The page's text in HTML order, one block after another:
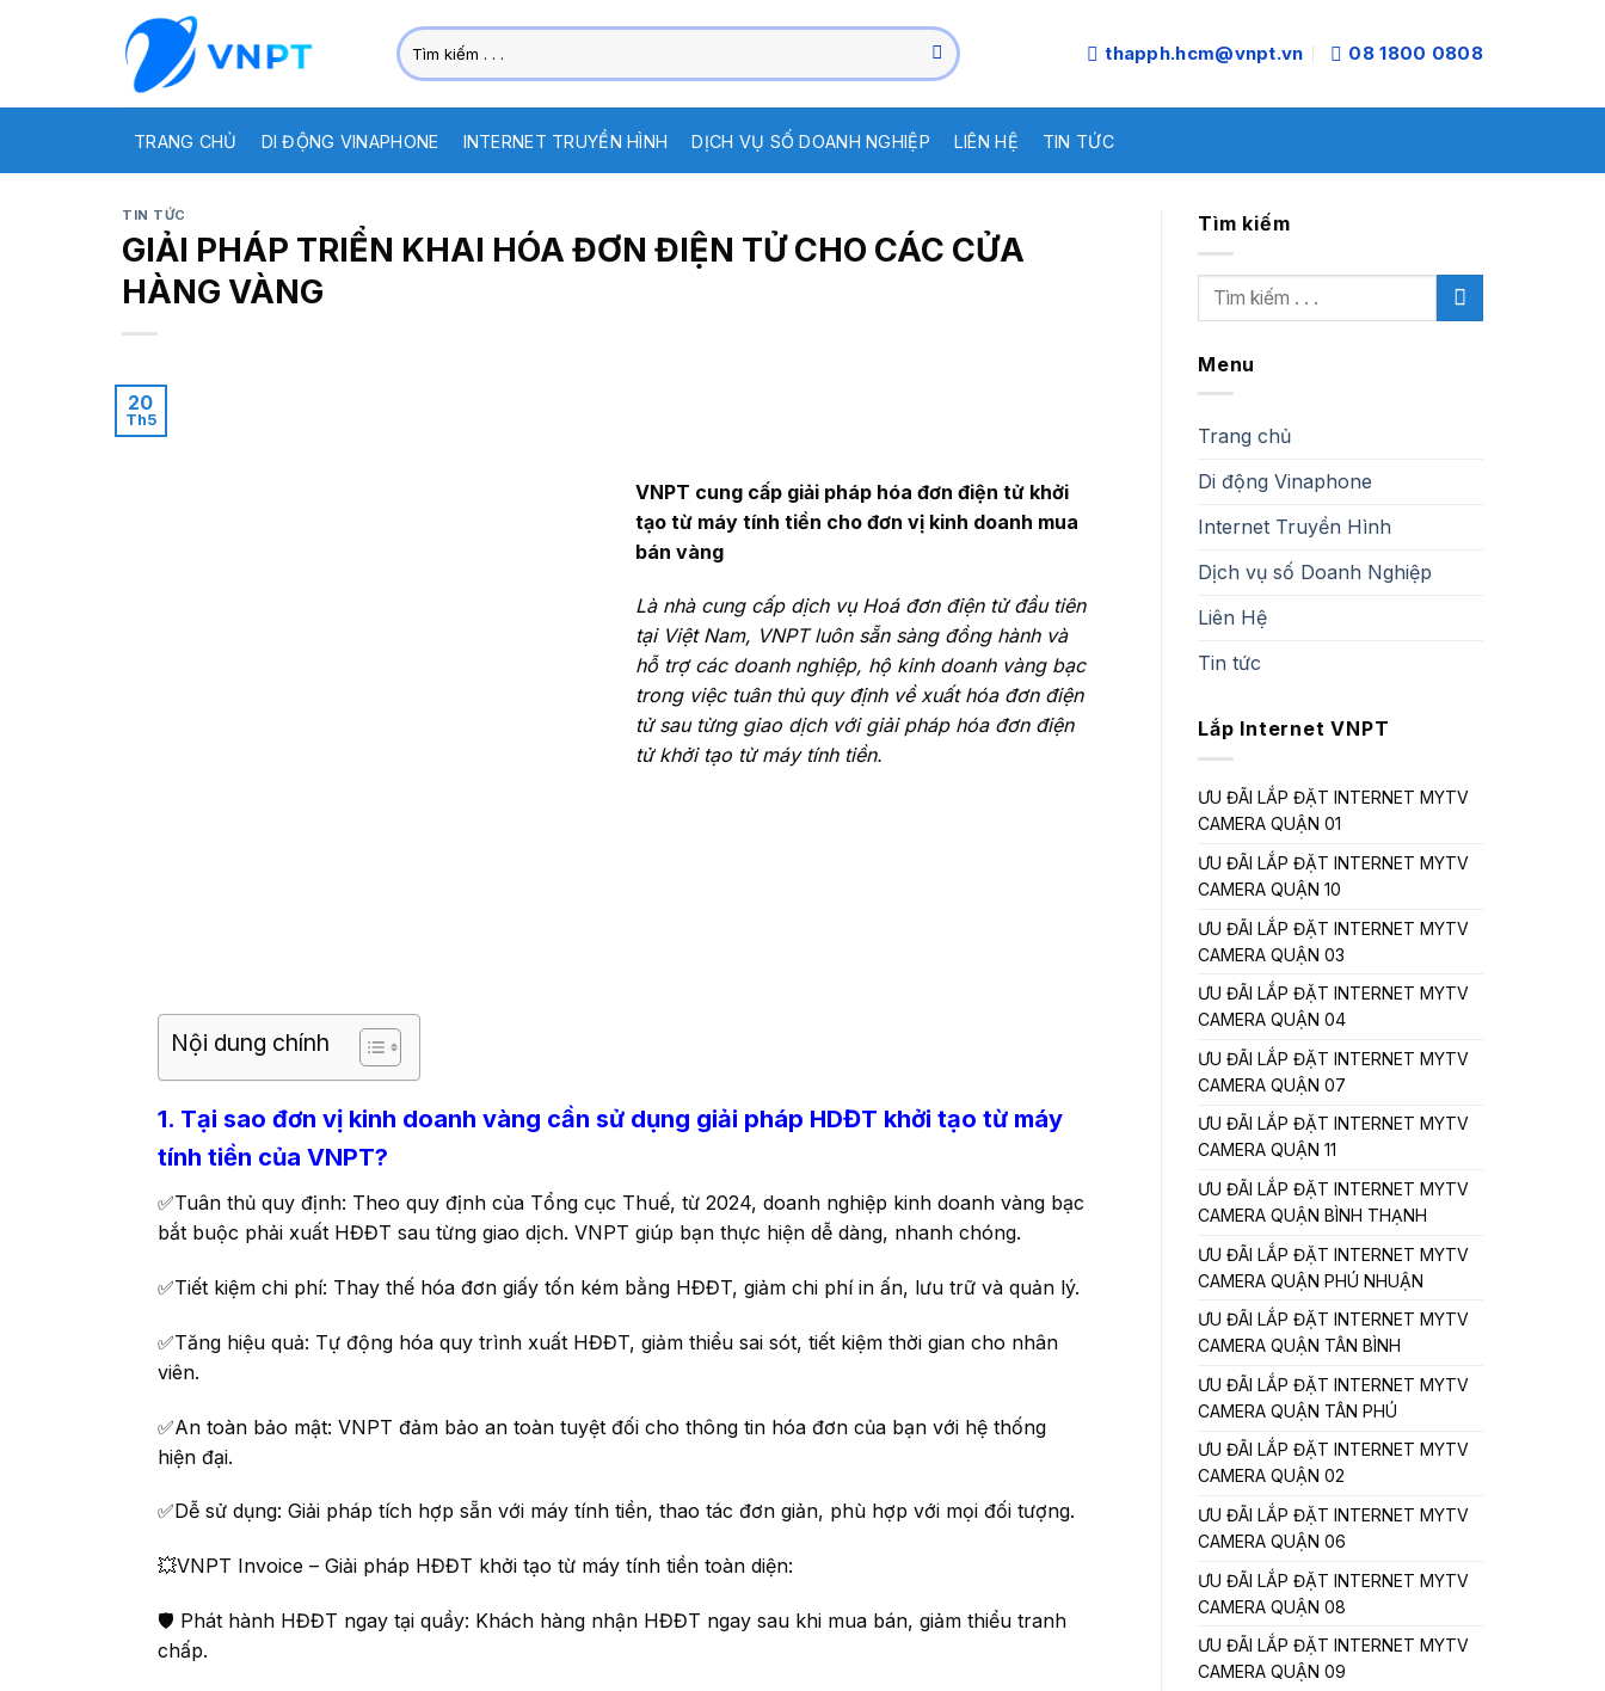
Tìm
kiếm:
thapph.hcm@vnpt.vn 08 1800 0808
TRANG CHỦ DI ĐỘNG VINAPHONE INTERNET TRUYỀN HÌNH DỊCH VỤ SỐ DOANH NGHIỆP LIÊN HỆ TIN TỨC
TIN TỨC
GIẢI PHÁP TRIỂN KHAI HÓA ĐƠN ĐIỆN TỬ CHO CÁC CỬA
HÀNG VÀNG
20
Th5
VNPT cung cấp giải pháp hóa đơn điện tử khởi
tạo từ máy tính tiền cho đơn vị kinh doanh mua
bán vàng
Là nhà cung cấp dịch vụ Hoá đơn điện tử đầu tiên
tại Việt Nam, VNPT luôn sẵn sàng đồng hành và
hỗ trợ các doanh nghiệp, hộ kinh doanh vàng bạc
trong việc tuân thủ quy định về xuất hóa đơn điện
tử sau từng giao dịch với giải pháp hóa đơn điện
tử khởi tạo từ máy tính tiền.
Nội dung chính
1. Tại sao đơn vị kinh doanh vàng cần sử dụng giải pháp HDĐT khởi tạo từ máy
tính tiền của VNPT?
✅Tuân thủ quy định: Theo quy định của Tổng cục Thuế, từ 2024, doanh nghiệp kinh doanh vàng bạc
bắt buộc phải xuất HĐĐT sau từng giao dịch. VNPT giúp bạn thực hiện dễ dàng, nhanh chóng.
✅Tiết kiệm chi phí: Thay thế hóa đơn giấy tốn kém bằng HĐĐT, giảm chi phí in ấn, lưu trữ và quản lý.
✅Tăng hiệu quả: Tự động hóa quy trình xuất HĐĐT, giảm thiểu sai sót, tiết kiệm thời gian cho nhân
viên.
✅An toàn bảo mật: VNPT đảm bảo an toàn tuyệt đối cho thông tin hóa đơn của bạn với hệ thống
hiện đại.
✅Dễ sử dụng: Giải pháp tích hợp sẵn với máy tính tiền, thao tác đơn giản, phù hợp với mọi đối tượng.
💥VNPT Invoice – Giải pháp HĐĐT khởi tạo từ máy tính tiền toàn diện:
🛡 Phát hành HĐĐT ngay tại quầy: Khách hàng nhận HĐĐT ngay sau khi mua bán, giảm thiểu tranh
chấp.
Tìm kiếm
Menu
Trang chủ
Di động Vinaphone
Internet Truyền Hình
Dịch vụ số Doanh Nghiệp
Liên Hệ
Tin tức
Lắp Internet VNPT
ƯU ĐÃI LẮP ĐẶT INTERNET MYTV
CAMERA QUẬN 01
ƯU ĐÃI LẮP ĐẶT INTERNET MYTV
CAMERA QUẬN 10
ƯU ĐÃI LẮP ĐẶT INTERNET MYTV
CAMERA QUẬN 03
ƯU ĐÃI LẮP ĐẶT INTERNET MYTV
CAMERA QUẬN 04
ƯU ĐÃI LẮP ĐẶT INTERNET MYTV
CAMERA QUẬN 07
ƯU ĐÃI LẮP ĐẶT INTERNET MYTV
CAMERA QUẬN 11
ƯU ĐÃI LẮP ĐẶT INTERNET MYTV
CAMERA QUẬN BÌNH THẠNH
ƯU ĐÃI LẮP ĐẶT INTERNET MYTV
CAMERA QUẬN PHÚ NHUẬN
ƯU ĐÃI LẮP ĐẶT INTERNET MYTV
CAMERA QUẬN TÂN BÌNH
ƯU ĐÃI LẮP ĐẶT INTERNET MYTV
CAMERA QUẬN TÂN PHÚ
ƯU ĐÃI LẮP ĐẶT INTERNET MYTV
CAMERA QUẬN 02
ƯU ĐÃI LẮP ĐẶT INTERNET MYTV
CAMERA QUẬN 06
ƯU ĐÃI LẮP ĐẶT INTERNET MYTV
CAMERA QUẬN 08
ƯU ĐÃI LẮP ĐẶT INTERNET MYTV
CAMERA QUẬN 09